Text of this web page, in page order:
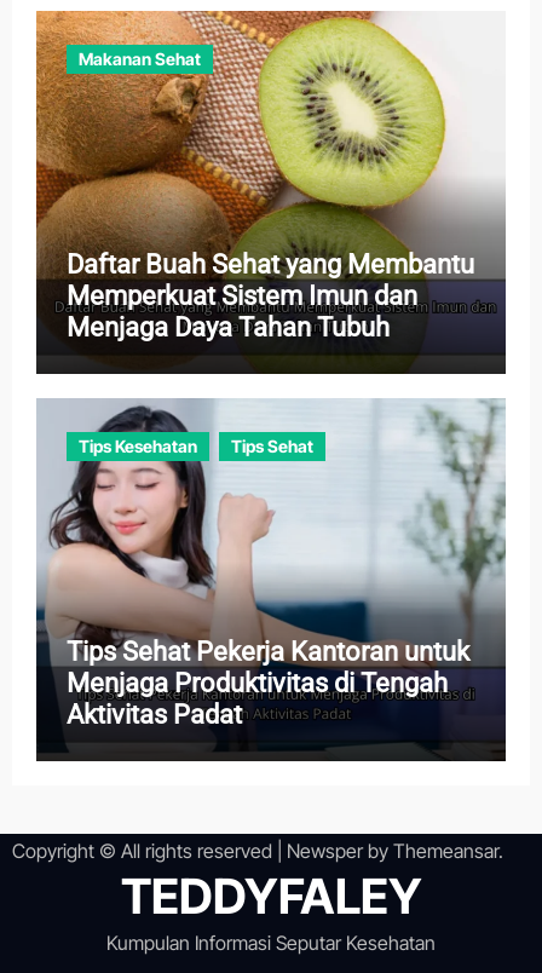
Makanan Sehat
Daftar Buah Sehat yang Membantu
Memperkuat Sistem Imun dan
Menjaga Daya Tahan Tubuh
Tips Kesehatan Tips Sehat
Tips Sehat Pekerja Kantoran untuk
Menjaga Produktivitas di Tengah
Aktivitas Padat
Copyright © All rights reserved Newsperby Themeansar.
TEDDYFALEY
Kumpulan Informasi Seputar Kesehatan